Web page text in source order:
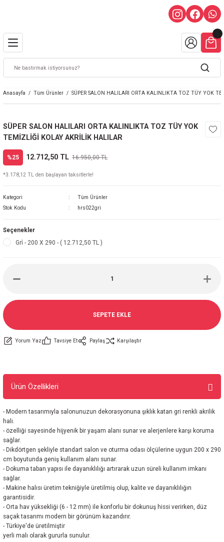
Anasayfa Tüm Ürünler SÜPER SALON HALILARI ORTA KALINLIKTA TOZ TÜY YOK
SÜPER SALON HALILARI ORTA KALINLIKTA TOZ TÜY YOK
TEMİZLİĞİ KOLAY AKRİLİK HALILAR
%25 12.712,50 TL 16.950,00 TL
*3.178,12 TL den başlayan taksitlerle!
Kategori
Tüm Ürünler
Stok Kodu
hrs022gri
Seçenekler
Gri̇ - 200 X 290 - ( 12.712,50 TL )
SEPETE EKLE
Yorum Yaz Tavsiye Et Paylaş Karşılaştır
Ürün Özellikleri
- Modern tasarımıyla salonunuzun dekorasyonuna şıklık katan gri renkli akrilik
halı.
- özelliği sayesinde hijyenik bir yaşam alanı sunar ve alerjenlere karşı koruma
sağlar.
- Dikdörtgen şekliyle standart salon ve oturma odası ölçülerine uygun 200 x 290
cm boyutunda geniş kullanım alanı sunar.
- Dokuma taban yapısı ile dayanıklılığı artırarak uzun süreli kullanım imkanı
sağlar.
- Makine halısı üretim tekniğiyle üretilmiş olup, kalite ve dayanıklılığın
garantisidir.
- Orta hav yüksekliği (6 - 12 mm) ile konforlu bir dokunuş hissi verirken, düz
saçak tasarımı modern bir görünüm kazandırır.
- Türkiye'de üretilmiştir
yerli malı olarak gururla sunulur.